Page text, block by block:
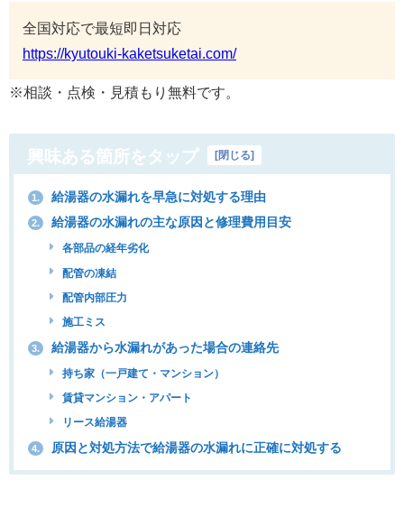
全国対応で最短即日対応
https://kyutouki-kaketsuketai.com/
※相談・点検・見積もり無料です。
興味ある箇所をタップ [閉じる]
1. 給湯器の水漏れを早急に対処する理由
2. 給湯器の水漏れの主な原因と修理費用目安
各部品の経年劣化
配管の凍結
配管内部圧力
施工ミス
3. 給湯器から水漏れがあった場合の連絡先
持ち家（一戸建て・マンション）
賃貸マンション・アパート
リース給湯器
4. 原因と対処方法で給湯器の水漏れに正確に対処する